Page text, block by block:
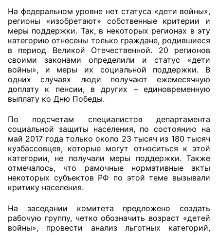
Кодекс этики ОП КО
Положения
Соглашения
Рекомендации
Порядок работы ЦОН
Аппарат ОП КО
УСТАВ ГКУ “АППАРАТ ОП КО”
Доходы руководителя за 2024 г.
На федеральном уровне нет статуса «дети войны»,
регионы «изобретают» собственные критерии и
меры поддержки. Так, в некоторых регионах в эту
категорию отнесены только граждане, родившиеся
в период Великой Отечественной. 20 регионов
своими законами определили и статус «дети
войны», и меры их социальной поддержки. В
одних случаях люди получают ежемесячную
доплату к пенсии, в других – единовременную
выплату ко Дню Победы.
По подсчетам специалистов департамента
социальной защиты населения, по состоянию на
май 2017 года только около 23 тысяч из 180 тысяч
кузбассовцев, которые могут относиться к этой
категории, не получали меры поддержки. Также
отмечалось, что рамочные нормативные акты
некоторых субъектов РФ по этой теме вызывали
критику населения.
На заседании комитета предложено создать
рабочую группу, четко обозначить возраст «детей
войны», провести анализ льготных категорий,